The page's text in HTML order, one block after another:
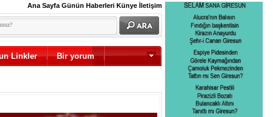
Ana Sayfa Günün Haberleri Künye İletişim
Linkler Bir yorum